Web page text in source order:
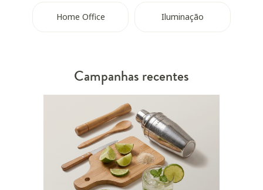
Home Office Iluminação
Campanhas recentes